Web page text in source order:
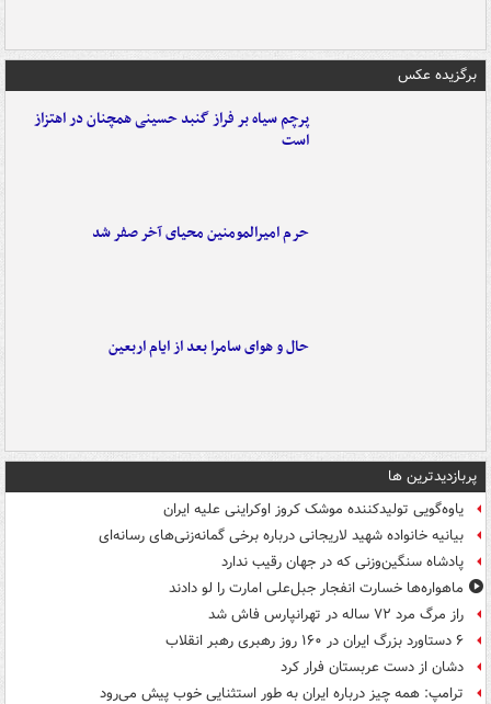
برگزیده عکس
پرچم سیاه بر فراز گنبد حسینی همچنان در اهتزاز
است
حرم امیرالمومنین محیای آخر صفر شد
حال و هوای سامرا بعد از ایام اربعین
پربازدیدترین ها
یاوه‌گویی تولیدکننده موشک کروز اوکراینی علیه ایران
بیانیه خانواده شهید لاریجانی درباره برخی گمانه‌زنی‌های رسانه‌ای
پادشاه سنگین‌وزنی که در جهان رقیب ندارد
ماهواره‌ها خسارت انفجار جبل‌علی امارت را لو دادند
راز مرگ مرد ۷۲ ساله در تهرانپارس فاش شد
۶ دستاورد بزرگ ایران در ۱۶۰ روز رهبری رهبر انقلاب
دشان از دست عربستان فرار کرد
ترامپ: همه چیز درباره ایران به طور استثنایی خوب پیش می‌رود